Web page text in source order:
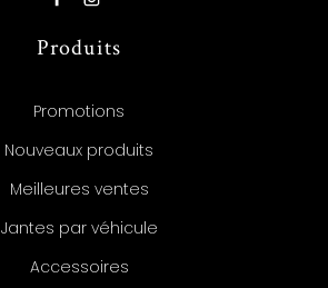
Produits
Promotions
Nouveaux produits
Meilleures ventes
Jantes par véhicule
Accessoires